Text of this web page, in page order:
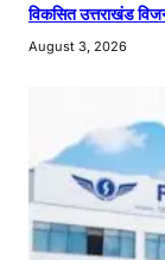
विकसित उत्तराखंड
August 3, 2026